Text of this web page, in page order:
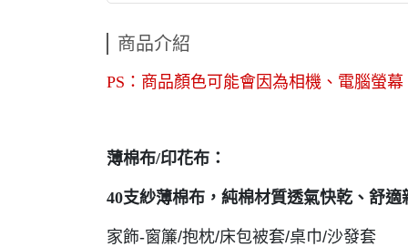
商品介紹
PS：商品顏色可能會因為相機、電腦螢
薄棉布/印花布：
40支紗薄棉布，純棉材質透氣快乾、舒
家飾-窗簾/抱枕/床包被套/桌巾/沙發套